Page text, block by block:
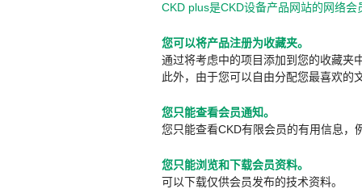
CKD plus是CKD设备产品网站的网络
您可以将产品注册为收藏夹。
通过将考虑中的项目添加到您的收藏夹
此外，由于您可以自由分配您最喜欢的
您只能查看会员通知。
您只能查看CKD有限会员的有用信息，
您只能浏览和下载会员资料。
可以下载仅供会员发布的技术资料。